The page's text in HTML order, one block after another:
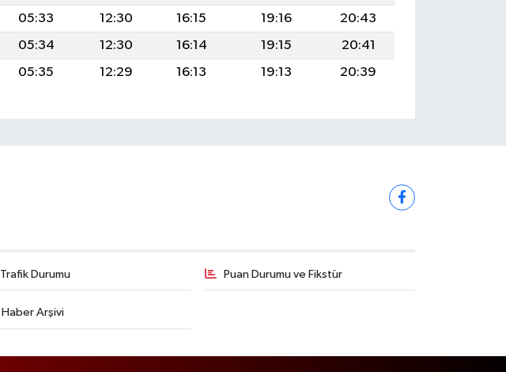
05:33 12:30 16:15 19:16
20:43
05:34 12:30 16:14 19:15
20:41
05:35 12:29 16:13 19:13 20:39
Trafik Durumu Puan Durumu ve Fikstür
Haber Arşivi